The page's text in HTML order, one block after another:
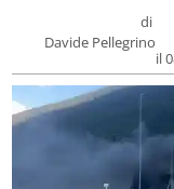
di
Davide Pellegrino
il